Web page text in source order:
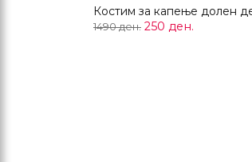
1490 ден. 250 ден.